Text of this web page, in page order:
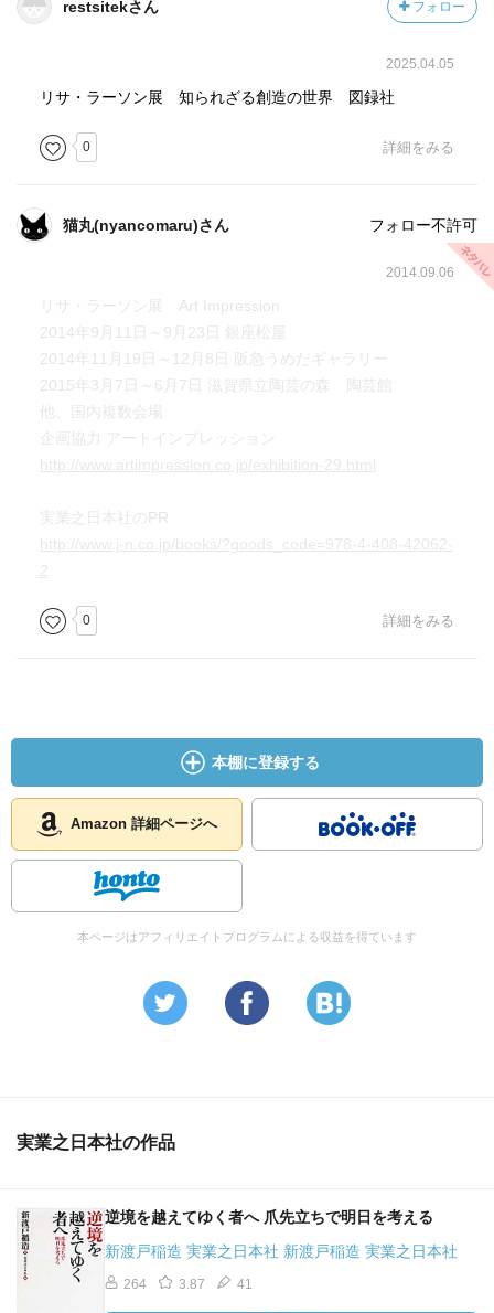
restsitekさん フォロー
2025.04.05
リサ・ラーソン展 知られざる創造の世界 図録社
0 詳細をみる
猫丸(nyancomaru)さん フォロー不許可
2014.09.06
リサ・ラーソン展 Art Impression
2014年9月11日～9月23日 銀座松屋
2014年11月19日～12月8日 阪急うめだギャラリー
2015年3月7日～6月7日 滋賀県立陶芸の森 陶芸館
他、国内複数会場
企画協力 アートインプレッション
実業之日本社のPR
0 詳細をみる
本棚に登録する
Amazon 詳細ページへ
本ページはアフィリエイトプログラムによる収益を得ています
実業之日本社の作品
逆境を越えてゆく者へ 爪先立ちで明日を考える
新渡戸稲造 実業之日本社 新渡戸稲造 実業之日本社
264 3.87 41